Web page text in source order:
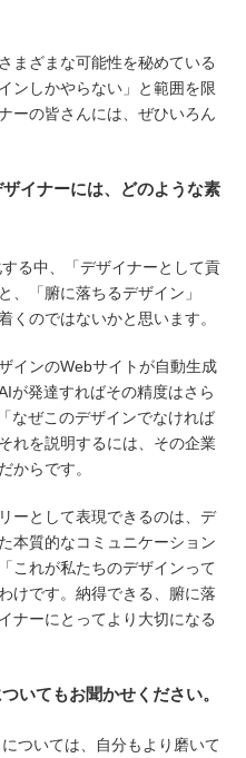
まざまな可能性を秘めている
ンしかやらない」と範囲を限
ーの皆さんには、ぜひいろん
イナーには、どのような素
る中、「デザイナーとして貢
、「腑に落ちるデザイン」
くのではないかと思います。
インのWebサイトが自動生成
が発達すればその精度はさら
なぜこのデザインでなければ
れを説明するには、その企業
からです。
ーとして表現できるのは、デ
本質的なコミュニケーション
これが私たちのデザインって
けです。納得できる、腑に落
ナーにとってより大切になる
てもお聞かせください。
については、自分もより磨いて